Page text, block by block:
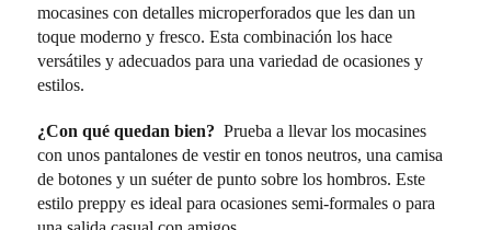
mocasines con detalles microperforados que les dan un
toque moderno y fresco. Esta combinación los hace
versátiles y adecuados para una variedad de ocasiones y
estilos.
¿Con qué quedan bien?Prueba a llevar los mocasines
con unos pantalones de vestir en tonos neutros, una camisa
de botones y un suéter de punto sobre los hombros. Este
estilo preppy es ideal para ocasiones semi-formales o para